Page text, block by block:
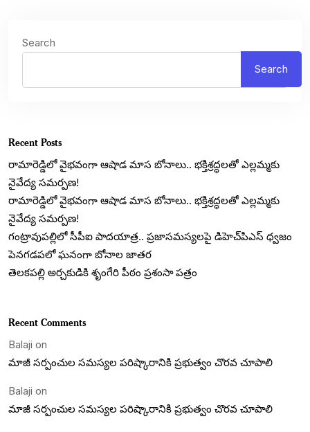
Search
Search
Recent Posts
రామారెడ్డిలో వైభవంగా ఆషాడ మాస బోనాలు.. భక్తిశ్రద్ధలతో ఎల్లమ్మకు
నైవేద్య సమర్పణ!
రామారెడ్డిలో వైభవంగా ఆషాడ మాస బోనాలు.. భక్తిశ్రద్ధలతో ఎల్లమ్మకు
నైవేద్య సమర్పణ!
గంట్రావుపల్లిలో సీపీఐ పాదయాత్ర.. ప్రజాసమస్యలపై డిహెచ్‌పిఎస్ ధ్వజం
పెనగడపలో ఘనంగా బోనాల జాతర
తెలకపల్లి అర్చకుడికి శృంగేరి పీఠం ప్రశంసా పత్రం
Recent Comments
Balaji on
మాజీ సర్పంచుల సమస్యల పరిష్కారానికి ప్రభుత్వం చొరవ చూపాలి
Balaji on
మాజీ సర్పంచుల సమస్యల పరిష్కారానికి ప్రభుత్వం చొరవ చూపాలి